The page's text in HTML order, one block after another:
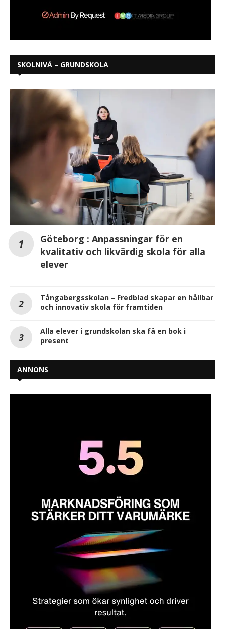
SKOLNIVÅ – GRUNDSKOLA
Göteborg : Anpassningar för en
kvalitativ och likvärdig skola för alla
elever
Tångabergsskolan – Fredblad skapar en hållbar
och innovativ skola för framtiden
Alla elever i grundskolan ska få en bok i
present
ANNONS